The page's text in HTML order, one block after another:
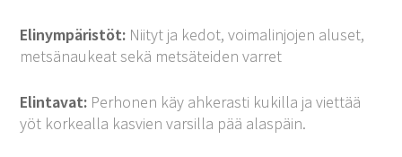
Elinympäristöt: Niityt ja kedot, voimalinjojen aluset,
metsänaukeat sekä metsäteiden varret
Elintavat: Perhonen käy ahkerasti kukilla ja viettää
yöt korkealla kasvien varsilla pää alaspäin.